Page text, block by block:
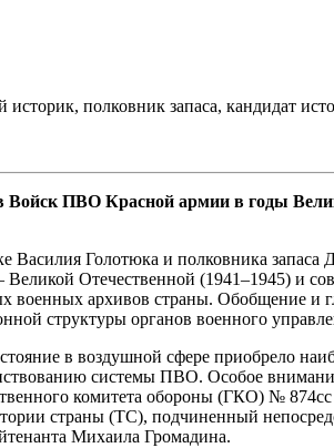
полковник запаса, кандидат
ПВО Красной армии в годы
Василия Голотюка и полковника
Великой Отечественной (1941–1945) и
военных архивов страны. Обобщение
структуры органов военного
в воздушной сфере приобрело
системы ПВО. Особое
комитета обороны (ГКО) №
страны (ТС), подчиненный
Михаила Громадина.